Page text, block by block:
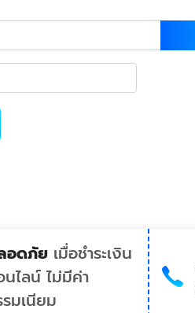
อดภัย เมื่อชำระเงิน
นไลน์ ไม่มีค่า
มเนียม